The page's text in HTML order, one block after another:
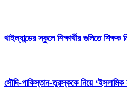
থাইল্যান্ডের স্কুলে শিক্ষার্থীর গুলিতে
সৌদি-পাকিস্তান-তুরস্ককে নিয়ে ‘ইসলামিক